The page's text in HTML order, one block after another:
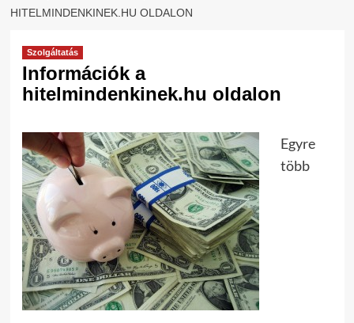
HITELMINDENKINEK.HU OLDALON
Szolgáltatás
Információk a
hitelmindenkinek.hu oldalon
Egyre
több